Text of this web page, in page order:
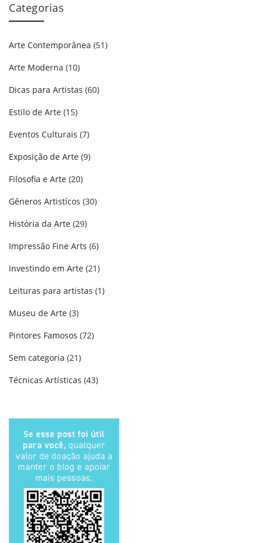
Categorias
Arte Contemporânea (51)
Arte Moderna (10)
Dicas para Artistas (60)
Estilo de Arte (15)
Eventos Culturais (7)
Exposição de Arte (9)
Filosofia e Arte (20)
Gêneros Artistícos (30)
História da Arte (29)
Impressão Fine Arts (6)
Investindo em Arte (21)
Leituras para artistas (1)
Museu de Arte (3)
Pintores Famosos (72)
Sem categoria (21)
Técnicas Artísticas (43)